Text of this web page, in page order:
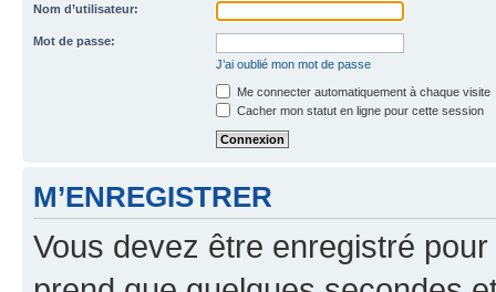
Nom d’utilisateur:
Mot de passe:
J’ai oublié mon mot de passe
Me connecter automatiquement à chaque visite
Cacher mon statut en ligne pour cette session
M’ENREGISTRER
Vous devez être enregistré